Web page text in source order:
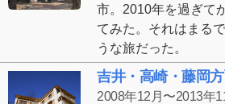
市。2010年を過ぎて
てみた。それはまる
うな旅だった。
吉井・高崎・藤岡
2008年12月〜2013年